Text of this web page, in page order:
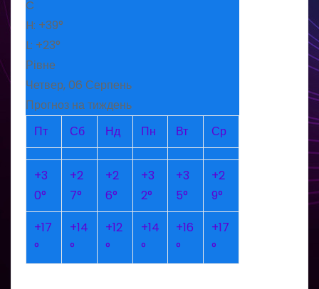
C
H: +39°
L: +23°
Рівне
Четвер, 06 Серпень
Прогноз на тиждень
Пт
Сб Нд Пн Вт Ср
+3
0°
+2
7°
+2
6°
+3
2°
+3
5°
+2
9°
+17
°
+14
°
+12
°
+14
°
+16
°
+17
°